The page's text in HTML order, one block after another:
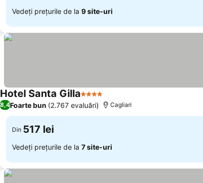
Vedeți prețurile de la 9 site-uri
Hotel Santa Gilla4 Stele
8,4Foarte bun (2.767 evaluări) Cagliari
Din 517 lei
Vedeți prețurile de la 7 site-uri